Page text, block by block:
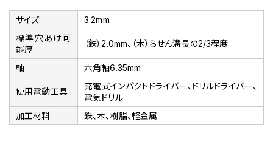
サイズ
3.2mm
標準穴あけ可
能厚
（鉄）2.0mm、（木）らせん溝長の2/3程度
軸 六角軸6.35mm
使用電動工具
充電式インパクトドライバー、ドリルドライバー、
電気ドリル
加工材料
鉄、木、樹脂、軽金属